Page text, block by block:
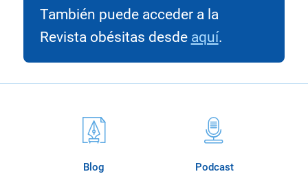
También puede acceder a la
Revista obésitas desde aquí.
Blog Podcast